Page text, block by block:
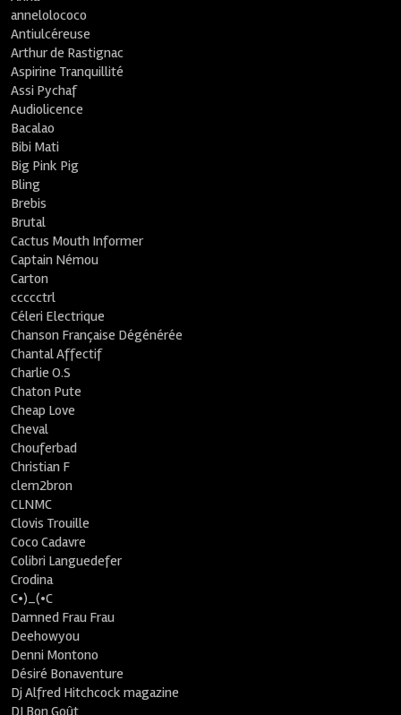
annelolococo
Antiulcéreuse
Arthur de Rastignac
Aspirine Tranquillité
Assi Pychaf
Audiolicence
Bacalao
Bibi Mati
Big Pink Pig
Bling
Brebis
Brutal
Cactus Mouth Informer
Captain Némou
Carton
ccccctrl
Céleri Electrique
Chanson Française Dégénérée
Chantal Affectif
Charlie O.S
Chaton Pute
Cheap Love
Cheval
Chouferbad
Christian F
clem2bron
CLNMC
Clovis Trouille
Coco Cadavre
Colibri Languedefer
Crodina
C•)_(•C
Damned Frau Frau
Deehowyou
Denni Montono
Désiré Bonaventure
Dj Alfred Hitchcock magazine
DJ Bon Goût